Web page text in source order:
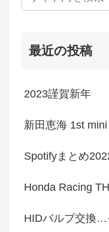
最近の投稿
2023謹賀新年
新田恵海 1st mini
Spotifyまとめ
Honda Racing
HIDバルブ交換…